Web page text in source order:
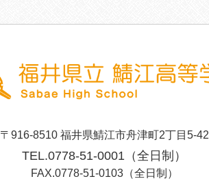
〒916-8510 福井県鯖江市舟津町2丁目5-42
TEL.0778-51-0001（全日制）
FAX.0778-51-0103（全日制）